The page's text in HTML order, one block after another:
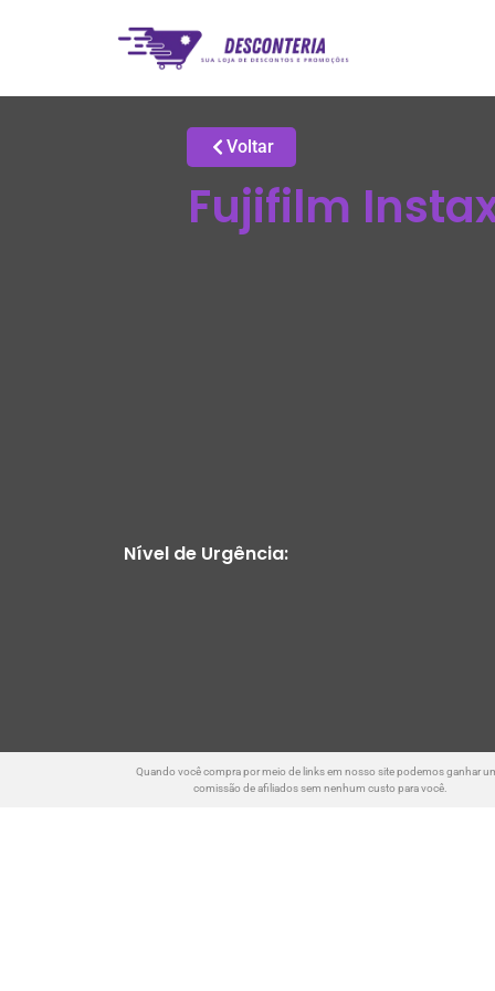
Voltar
Fujifilm
Nível de Urgência:
Quando você compra por meio de links em nosso site podemos ganhar
comissão de afiliados sem nenhum custo para você.